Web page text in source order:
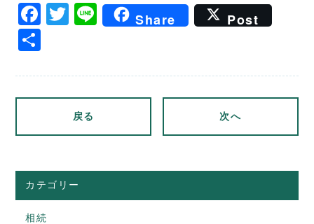
Facebook
Twitter
LineShare Post
戻る 次へ
カテゴリー
相続